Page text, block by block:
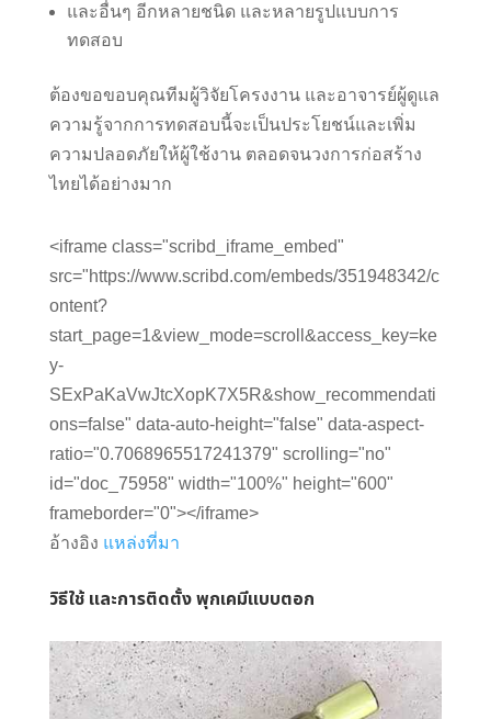
และอื่นๆ อีกหลายชนิด และหลายรูปแบบการ
ทดสอบ
ต้องขอขอบคุณทีมผู้วิจัยโครงงาน และอาจารย์ผู้ดูแล
ความรู้จากการทดสอบนี้จะเป็นประโยชน์และเพิ่ม
ความปลอดภัยให้ผู้ใช้งาน ตลอดจนวงการก่อสร้าง
ไทยได้อย่างมาก
<iframe class="scribd_iframe_embed"
src="https://www.scribd.com/embeds/351948342/c
ontent?
start_page=1&view_mode=scroll&access_key=ke
y-
SExPaKaVwJtcXopK7X5R&show_recommendati
ons=false" data-auto-height="false" data-aspect-
ratio="0.7068965517241379" scrolling="no"
id="doc_75958" width="100%" height="600"
frameborder="0"></iframe>
อ้างอิง แหล่งที่มา
วิธีใช้ และการติดตั้ง พุกเคมีแบบตอก